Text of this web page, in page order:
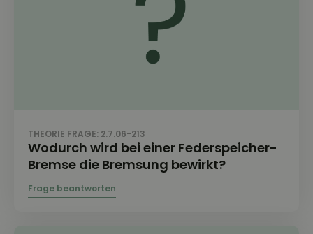
THEORIE FRAGE: 2.7.06-213
Wodurch wird bei einer Federspeicher-
Bremse die Bremsung bewirkt?